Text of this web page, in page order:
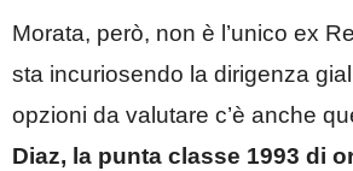
Morata, però, non è l’unico ex
sta incuriosendo la dirigenza
opzioni da valutare c’è anche
Diaz, la punta classe 1993 di